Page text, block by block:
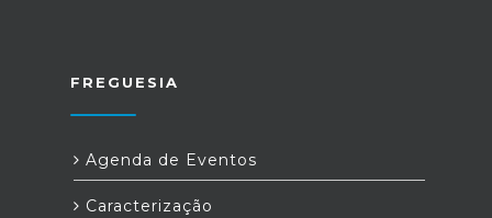
FREGUESIA
Agenda de Eventos
Caracterização